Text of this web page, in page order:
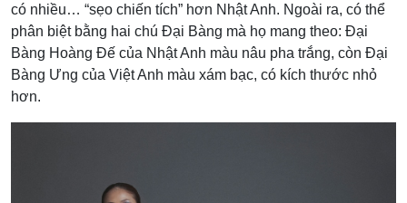
có nhiều… “sẹo chiến tích” hơn Nhật Anh. Ngoài ra, có thể
phân biệt bằng hai chú Đại Bàng mà họ mang theo: Đại
Bàng Hoàng Đế của Nhật Anh màu nâu pha trắng, còn Đại
Bàng Ưng của Việt Anh màu xám bạc, có kích thước nhỏ
hơn.